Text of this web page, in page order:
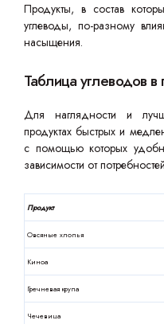
Продукты, в состав
углеводы, по-разному
насыщения.
Таблица углеводов в
Для наглядности и
продуктах быстрых и
с помощью которых
зависимости от
Продукт
Овсяные хлопья
Киноа
Гречневая крупа
Чечевица